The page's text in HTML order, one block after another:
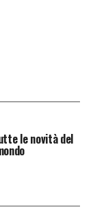
le novità del